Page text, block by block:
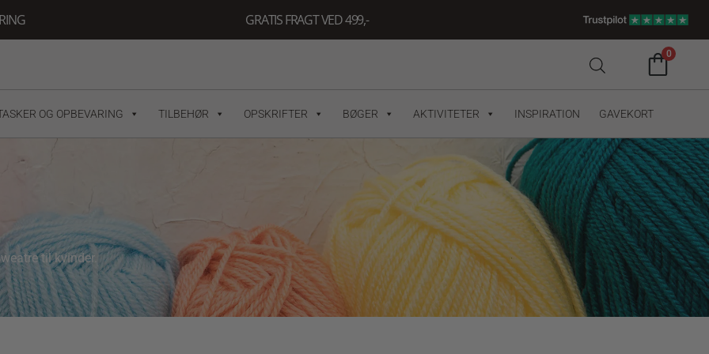
GRATIS FRAGT VED 499,-
0
OG OPBEVARING TILBEHØR OPSKRIFTER BØGER AKTIVITETER INSPIRATION GAVEKORT
til kvinder.